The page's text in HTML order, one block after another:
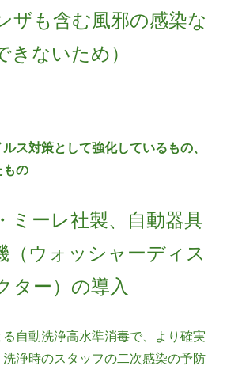
ザも含む風邪の感染な
きないため）
ス対策として強化しているもの、
もの
ミーレ社製、自動器具
（ウォッシャーディス
ター）の導入
動洗浄高水準消毒で、より確実
浄時のスタッフの二次感染の予防